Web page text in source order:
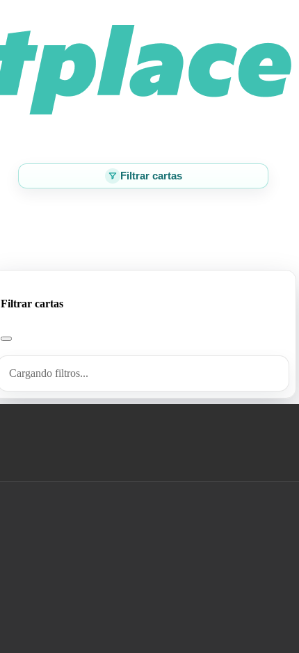
Filtrar cartas
Filtrar cartas
Cargando filtros...